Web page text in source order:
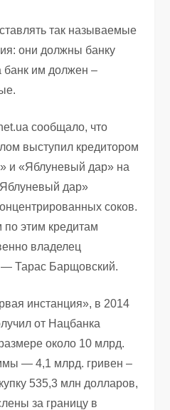
так называемые
они должны банку
банк им должен –
сообщало, что
выступил кредитором
и «Яблуневый дар» на
дар»
соков.
по этим кредитам
владелец
— Тарас Барщовский.
инстанция», в 2014
от Нацбанка
около 10 млрд.
— 4,1 млрд. гривен –
535,3 млн долларов,
за границу в